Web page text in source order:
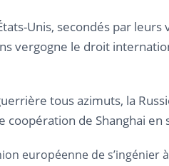
Unis, secondés par
le droit
tous azimuts, la
coopération de Shanghai
européenne de